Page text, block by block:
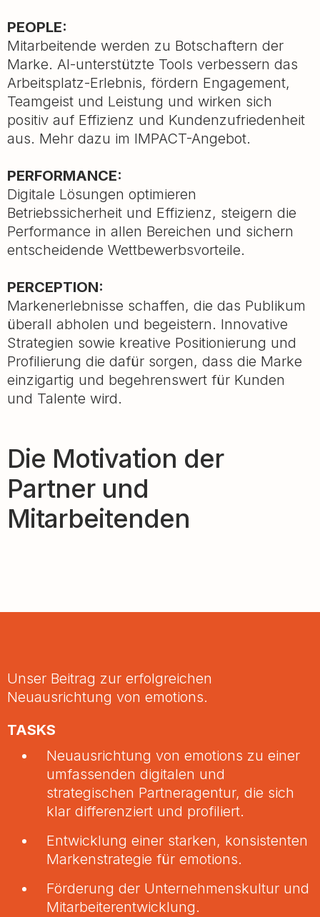
PEOPLE:
Mitarbeitende werden zu Botschaftern der
Marke. AI-unterstützte Tools verbessern das
Arbeitsplatz-Erlebnis, fördern Engagement,
Teamgeist und Leistung und wirken sich
positiv auf Effizienz und Kundenzufriedenheit
aus. Mehr dazu im IMPACT-Angebot.
PERFORMANCE:
Digitale Lösungen optimieren
Betriebssicherheit und Effizienz, steigern die
Performance in allen Bereichen und sichern
entscheidende Wettbewerbsvorteile.
PERCEPTION:
Markenerlebnisse schaffen, die das Publikum
überall abholen und begeistern. Innovative
Strategien sowie kreative Positionierung und
Profilierung die dafür sorgen, dass die Marke
einzigartig und begehrenswert für Kunden
und Talente wird.
Die Motivation der
Partner und
Mitarbeitenden
Unser Beitrag zur erfolgreichen
Neuausrichtung von emotions.
TASKS
Neuausrichtung von emotions zu einer
umfassenden digitalen und
strategischen Partneragentur, die sich
klar differenziert und profiliert.
Entwicklung einer starken, konsistenten
Markenstrategie für emotions.
Förderung der Unternehmenskultur und
Mitarbeiterentwicklung.